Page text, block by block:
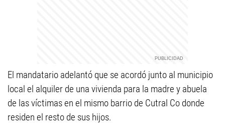
El mandatario adelantó que se acordó junto al municipio
local el alquiler de una vivienda para la madre y abuela
de las víctimas en el mismo barrio de Cutral Co donde
residen el resto de sus hijos.